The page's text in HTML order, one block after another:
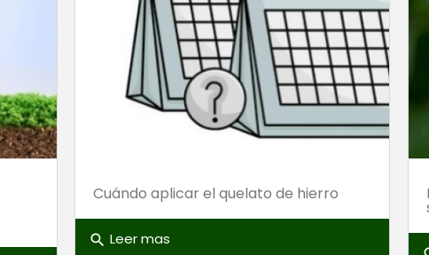
Cuándo aplicar el quelato de hierro
search Leer mas